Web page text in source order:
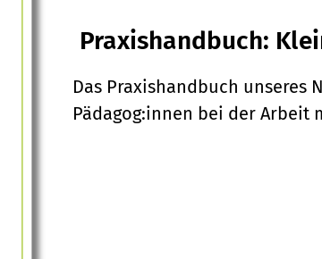
Praxishandbuch:
Das Praxishandbuch unseres
Pädagog:innen bei der